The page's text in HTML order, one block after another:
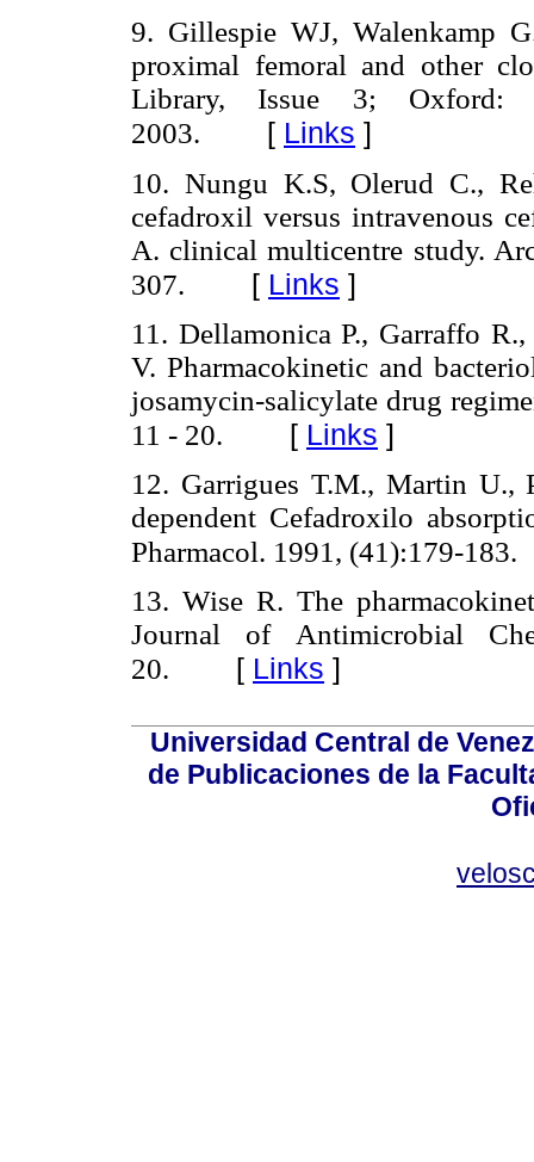
9. Gillespie WJ, Walenkamp
proximal femoral and other
Library, Issue 3; Oxford:
2003. [ Links ]
10. Nungu K.S, Olerud C.,
cefadroxil versus intravenous
A. clinical multicentre study.
307. [ Links ]
11. Dellamonica P., Garraffo
V. Pharmacokinetic and
josamycin-salicylate drug
11 - 20. [ Links ]
12. Garrigues T.M., Martin U.,
dependent Cefadroxilo
Pharmacol. 1991, (41):179-183.
13. Wise R. The
Journal of Antimicrobial
20. [ Links ]
Universidad Central de
de Publicaciones de la